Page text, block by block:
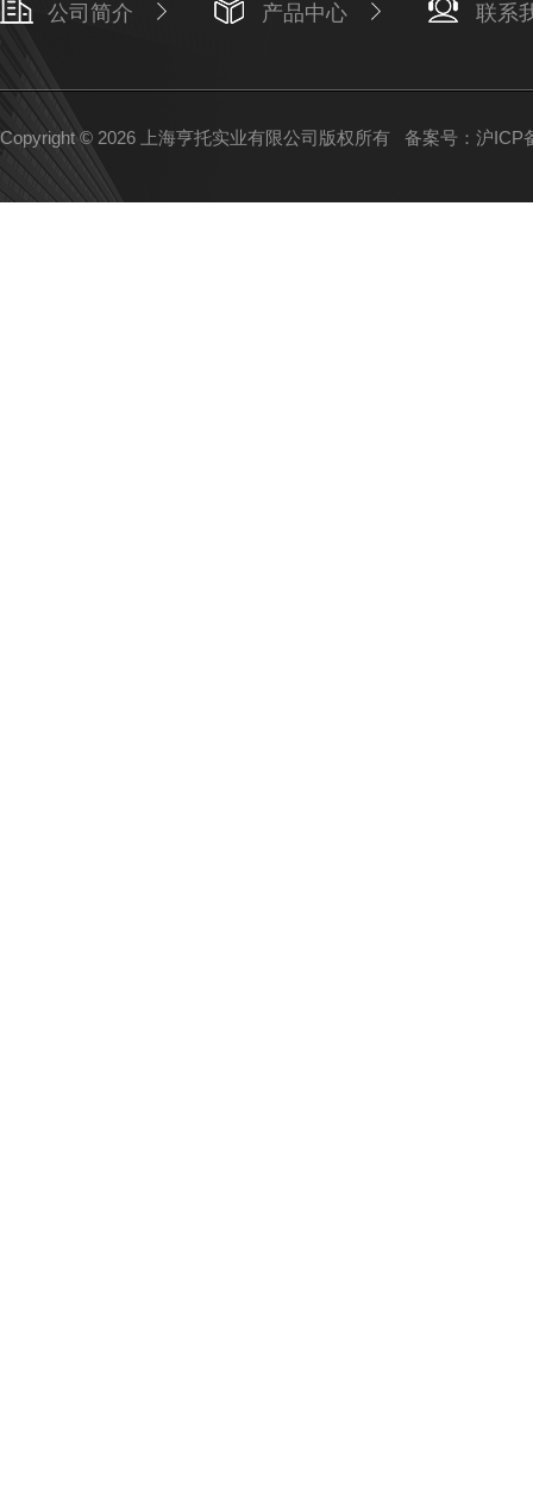
公司简介 产品中心 联系
Copyright © 2026 上海亨托实业有限公司版权所有 备案号：沪ICP